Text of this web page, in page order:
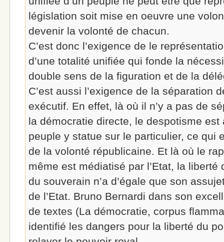
législation soit mise en oeuvre une
devenir la volonté de chacun.
C’est donc l’exigence de le
d’une totalité unifiée qui fonde la
double sens de la figuration et de la
C’est aussi l’exigence de la séparation
exécutif. En effet, là où il n’y a pas de
la démocratie directe, le despotisme
peuple y statue sur le particulier, ce qui
de la volonté républicaine. Et là où le
même est médiatisé par l’Etat, la
du souverain n’a d’égale que son
de l’Etat. Bruno Bernardi dans son
de textes (La démocratie, corpus
identifié les dangers pour la liberté du